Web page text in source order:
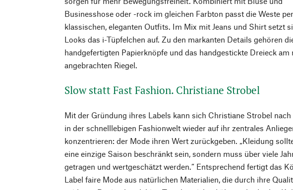
Businesshose oder -rock im gleichen Farbton passt die Weste
klassischen, eleganten Outfits. Im Mix mit Jeans und Shirt setzt
Looks das i-Tüpfelchen auf. Zu den markanten Details gehören
handgefertigten Papierknöpfe und das handgestickte Dreieck am
angebrachten Riegel.
Slow statt Fast Fashion. Christiane Strobel
Mit der Gründung ihres Labels kann sich Christiane Strobel nach
in der schnelllebigen Fashionwelt wieder auf ihr zentrales
konzentrieren: der Mode ihren Wert zurückgeben. „Kleidung
eine einzige Saison beschränkt sein, sondern muss über viele
getragen und wertgeschätzt werden.“ Entsprechend fertigt das
Label faire Mode aus natürlichen Materialien, die durch ihre